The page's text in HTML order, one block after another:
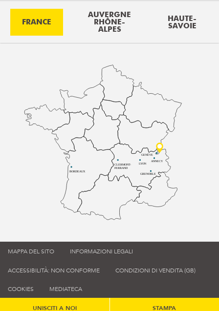
FRANCE
AUVERGNE
RHÔNE-
ALPES
HAUTE-
SAVOIE
BORDEAUX
CLERMONT-
FERRAND
LYON
ANNECY
GRENOBLE
GENÈVE
MAPPA DEL SITO INFORMAZIONI LEGALI
ACCESSIBILITÀ: NON CONFORME CONDIZIONI DI VENDITA (GB)
COOKIES MEDIATECA
UNISCITI A NOI STAMPA